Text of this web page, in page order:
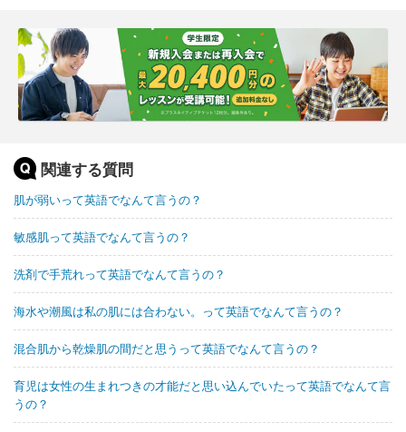
関連する質問
肌が弱いって英語でなんて言うの？
敏感肌って英語でなんて言うの？
洗剤で手荒れって英語でなんて言うの？
海水や潮風は私の肌には合わない。って英語でなんて言うの？
混合肌から乾燥肌の間だと思うって英語でなんて言うの？
育児は女性の生まれつきの才能だと思い込んでいたって英語でなんて言
うの？